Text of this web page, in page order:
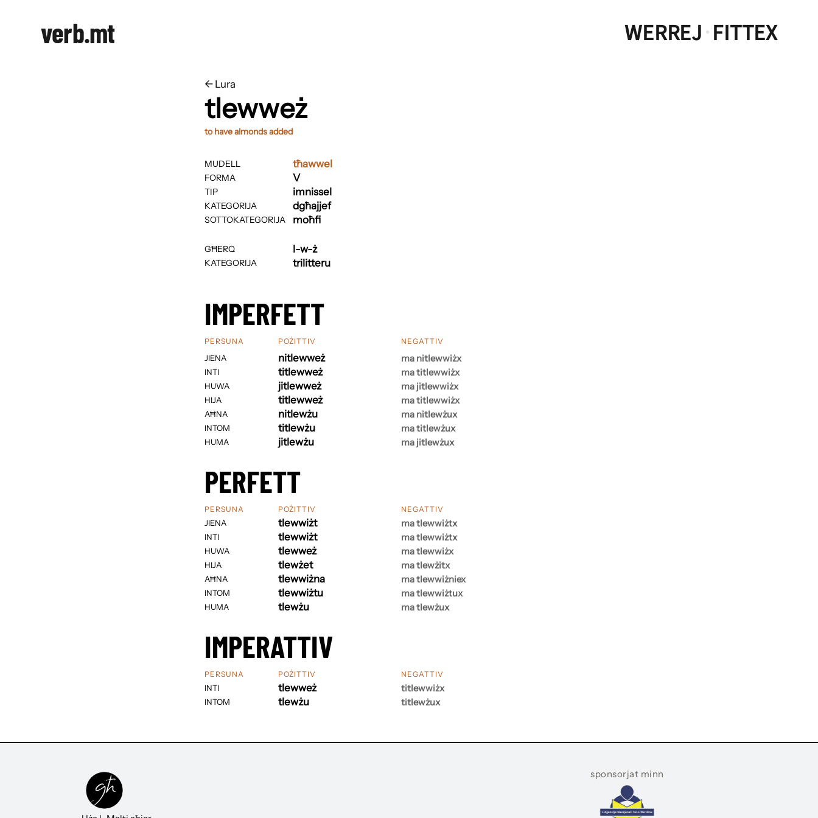
verb.mt WERREJ·FITTEX
← ​​Lura
tlewweż
to have almonds added
MUDELL
FORMA
TIP
KATEGORIJA
SOTTOKATEGORIJA
GĦERQ
KATEGORIJA
tħawwel
V
imnissel
dgħajjef
moħfi
l-w-ż
trilitteru
IMPERFETT
PERSUNA
JIENA
INTI
HUWA
HIJA
AĦNA
INTOM
HUMA
POŻITTIV
nitlewweż
titlewweż
jitlewweż
titlewweż
nitlewżu
titlewżu
jitlewżu
NEGATTIV
ma nitlewwiżx
ma titlewwiżx
ma jitlewwiżx
ma titlewwiżx
ma nitlewżux
ma titlewżux
ma jitlewżux
PERFETT
PERSUNA
JIENA
INTI
HUWA
HIJA
AĦNA
INTOM
HUMA
POŻITTIV
tlewwiżt
tlewwiżt
tlewweż
tlewżet
tlewwiżna
tlewwiżtu
tlewżu
NEGATTIV
ma tlewwiżtx
ma tlewwiżtx
ma tlewwiżx
ma tlewżitx
ma tlewwiżniex
ma tlewwiżtux
ma tlewżux
IMPERATTIV
PERSUNA
INTI
INTOM
POŻITTIV
tlewweż
tlewżu
NEGATTIV
titlewwiżx
titlewżux
sponsorjat minn